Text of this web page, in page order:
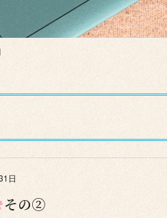
日
その②